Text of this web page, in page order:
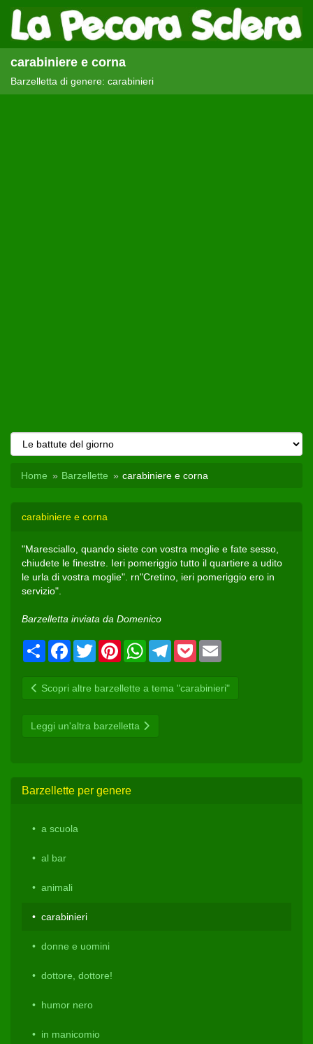
carabiniere e corna
Barzelletta di genere: carabinieri
Home Barzellette carabiniere e corna
carabiniere e corna
"Maresciallo, quando siete con vostra moglie e fate sesso,
chiudete le finestre. Ieri pomeriggio tutto il quartiere a udito
le urla di vostra moglie". rn"Cretino, ieri pomeriggio ero in
servizio".
Barzelletta inviata da Domenico
CondividiFacebook
Twitter PinterestWhatsAppTelegram
Pocket
Scopri altre barzellette a tema "carabinieri"
Leggi un'altra barzelletta
Barzellette per genere
a scuola
al bar
animali
carabinieri
donne e uomini
dottore, dottore!
humor nero
in manicomio